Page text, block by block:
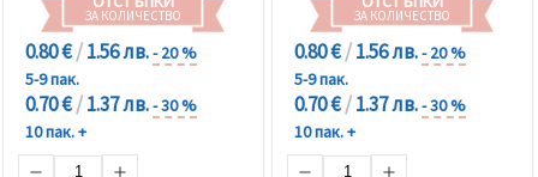
ЗА КОЛИЧЕСТВО
0.80 €/1.56 лв.- 20 %
5-9 пак.
0.70 €/1.37 лв.- 30 %
10 пак. +
ЗА КОЛИЧЕСТВО
0.80 €/1.56 лв.- 20 %
5-9 пак.
0.70 €/1.37 лв.- 30 %
10 пак. +